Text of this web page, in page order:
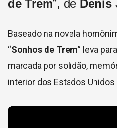
de Trem”, de Denis
Baseado na novela
“Sonhos de Trem” leva
marcada por solidão,
interior dos Estados